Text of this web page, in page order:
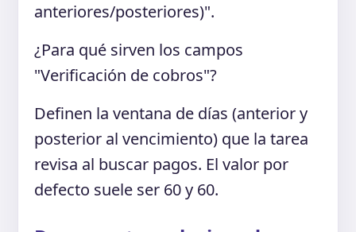
anteriores/posteriores)".
¿Para qué sirven los campos
"Verificación de cobros"?
Definen la ventana de días (anterior y
posterior al vencimiento) que la tarea
revisa al buscar pagos. El valor por
defecto suele ser 60 y 60.